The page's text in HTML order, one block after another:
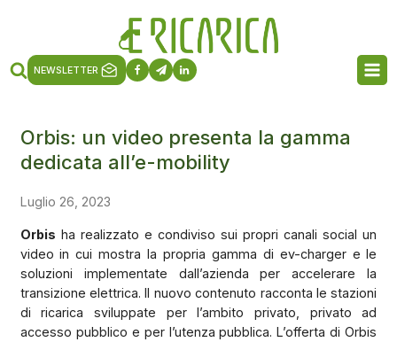
NEWSLETTER
Orbis: un video presenta la gamma
dedicata all’e-mobility
Luglio 26, 2023
Orbis ha realizzato e condiviso sui propri canali social un
video in cui mostra la propria gamma di ev-charger e le
soluzioni implementate dall’azienda per accelerare la
transizione elettrica. Il nuovo contenuto racconta le stazioni
di ricarica sviluppate per l’ambito privato, privato ad
accesso pubblico e per l’utenza pubblica. L’offerta di Orbis